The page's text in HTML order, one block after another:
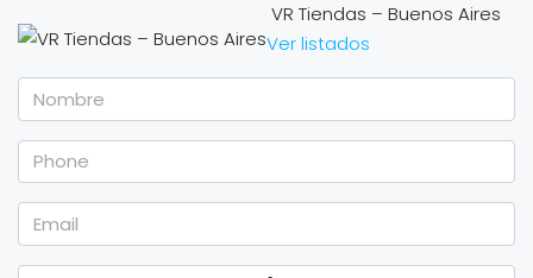
VR Tiendas – Buenos Aires
Ver listados